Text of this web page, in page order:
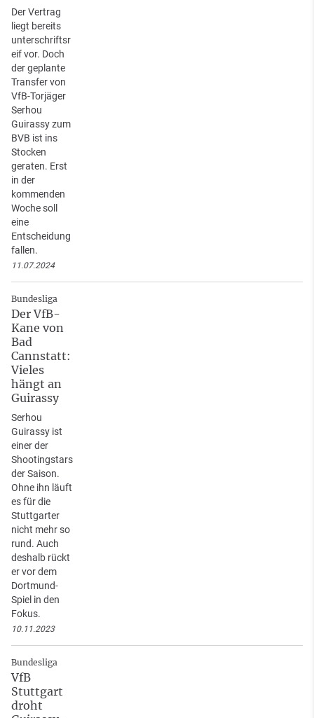
Der Vertrag
liegt bereits
unterschriftsr
eif vor. Doch
der geplante
Transfer von
VfB-Torjäger
Serhou
Guirassy zum
BVB ist ins
Stocken
geraten. Erst
in der
kommenden
Woche soll
eine
Entscheidung
fallen.
11.07.2024
Bundesliga
Der VfB-
Kane von
Bad
Cannstatt:
Vieles
hängt an
Guirassy
Serhou
Guirassy ist
einer der
Shootingstars
der Saison.
Ohne ihn läuft
es für die
Stuttgarter
nicht mehr so
rund. Auch
deshalb rückt
er vor dem
Dortmund-
Spiel in den
Fokus.
10.11.2023
Bundesliga
VfB
Stuttgart
droht